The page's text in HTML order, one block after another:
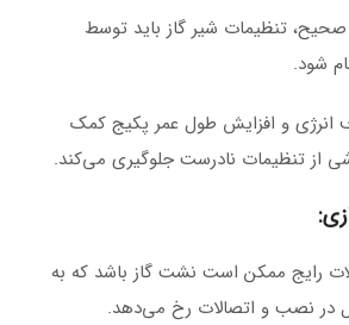
صحیح، تنظیمات شیر گاز باید توسط
شود.
انرژی و افزایش طول عمر پکیج کمک
از تنظیمات نادرست جلوگیری می‌کند.
رایج ممکن است نشت گاز باشد که به
در نصب و اتصالات رخ می‌دهد.